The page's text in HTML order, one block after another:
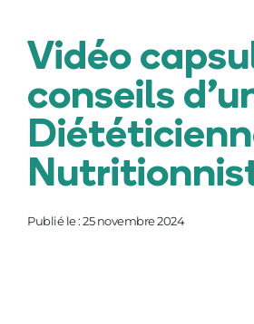
F.A.Q.
Contact
Vidéo
conseils
Publié le : 25 novembre 2024